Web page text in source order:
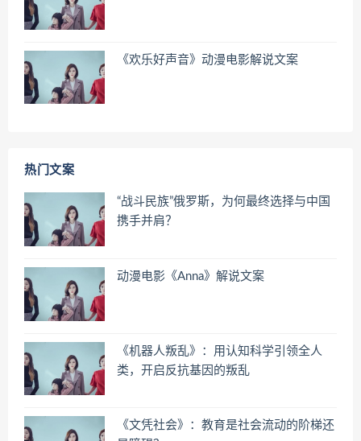
《欢乐好声音》动漫电影解说文案
热门文案
“战斗民族”俄罗斯，为何最终选择与中国
携手并肩？
动漫电影《Anna》解说文案
《机器人叛乱》：用认知科学引领全人
类，开启反抗基因的叛乱
《文凭社会》：教育是社会流动的阶梯还